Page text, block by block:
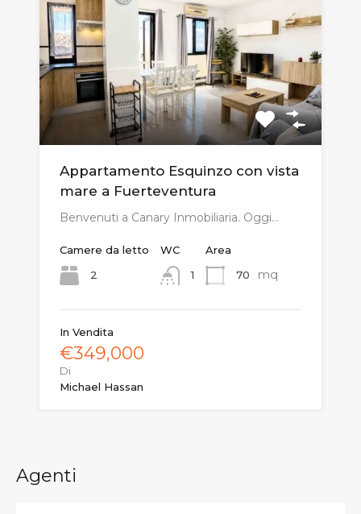
Appartamento Esquinzo con vista
mare a Fuerteventura
Benvenuti a Canary Inmobiliaria. Oggi…
Camere da letto
2
WC
1
Area
70
mq
In Vendita
€349,000
Di
Michael Hassan
Agenti